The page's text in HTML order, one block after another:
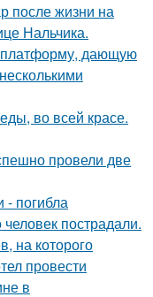
после жизни на
Нальчика.
платформу, дающую
во всей красе.
провели две
- погибла
пострадали.
на которого
провести
в